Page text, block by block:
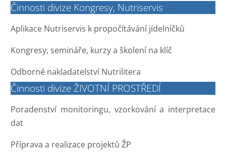
Činnosti divize Kongresy, Nutriservis
Aplikace Nutriservis k propočítávání jídelníčků
Kongresy, semináře, kurzy a školení na klíč
Odborné nakladatelství Nutrilitera
Činnosti divize ŽIVOTNÍ PROSTŘEDÍ
Poradenství monitoringu, vzorkování a interpretace
dat
Příprava a realizace projektů ŽP